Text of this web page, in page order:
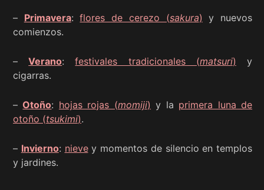
– Primavera:flores de cerezo (sakura) y nuevos
comienzos.
–Verano:festivales tradicionales (matsuri) y
cigarras.
–Otoño: hojas rojas (momiji) y la primera luna de
otoño (tsukimi).
– Invierno: nievey momentos de silencio en templos
y jardines.